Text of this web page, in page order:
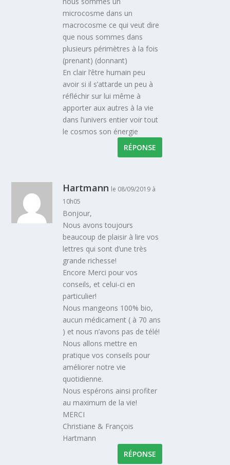
microcosme dans un
macrocosme ce qui veut dire
que nous sommes dans
plusieurs périmètres à la fois
(prenant) (donnant)
En clair l’être humain peu
avoir si il s’attarde un peu à
réfléchir sur lui même à
apporter aux autres à la vie
dans l’univers entier voir tout
le cosmos son énergie
RÉPONSE
Hartmann le 08/09/2019 à
10h05
Bonjour,
Nous avons toujours
beaucoup de plaisir à lire vos
lettres qui sont d’une très
grande richesse!
Encore Merci pour vos
conseils, et celui-ci en
particulier!
Nous mangeons 100% bio,
aucun médicament ( à 70 ans
) et nous n’avons pas de télé!
Nous allons mettre en
pratique vos conseils pour
améliorer notre vie
quotidienne.
Nous espérons ainsi profiter
au maximum de la vie!
MERCI
Christiane & François
Hartmann
RÉPONSE